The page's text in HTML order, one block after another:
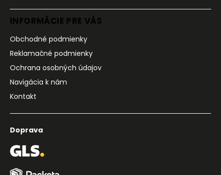
INFORMÁCIE PRE VÁS
Obchodné podmienky
Reklamačné podmienky
Ochrana osobných údajov
Navigácia k nám
Kontakt
Doprava